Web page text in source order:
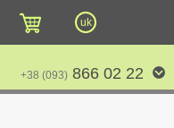
uk
+38 (093) 866 02 22